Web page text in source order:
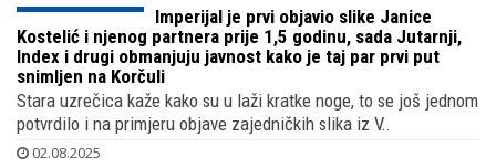
Imperijal je prvi objavio slike Janice
Kostelić i njenog partnera prije 1,5 godinu, sada Jutarnji,
Index i drugi obmanjuju javnost kako je taj par prvi put
snimljen na Korčuli
Stara uzrečica kaže kako su u laži kratke noge, to se još jednom
potvrdilo i na primjeru objave zajedničkih slika iz V..